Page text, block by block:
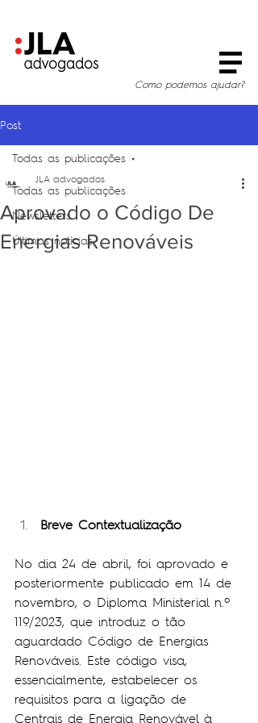
Como podemos ajudar?
Post
Todas as publicações
Newsletters
Últimas notícias
Todas as publicações
Aprovado o Código De
Energias Renováveis
JLA advogados
Breve Contextualização
No dia 24 de abril, foi aprovado e
posteriormente publicado em 14 de
novembro, o Diploma Ministerial n.º
119/2023, que introduz o tão
aguardado Código de Energias
Renováveis. Este código visa,
essencialmente, estabelecer os
requisitos para a ligação de
Centrais de Energia Renovável à